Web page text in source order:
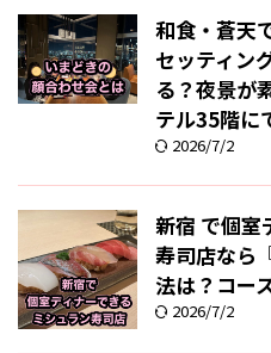
和食・蒼天
セッティン
る？夜景が
テル35階に
2026/7/2
新宿 で個室
寿司店なら
法は？コー
2026/7/2